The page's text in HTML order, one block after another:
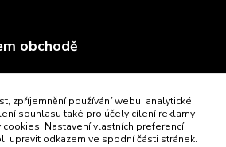
obchodě
zpříjemnění používání webu, analytické
souhlasu také pro účely cílení reklamy
cookies. Nastavení vlastních preferencí
upravit odkazem ve spodní části stránek.